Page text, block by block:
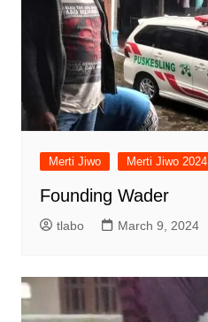
Merti Jiwo Merti Jiwo 2024
Founding Wader
tlabo March 9, 2024